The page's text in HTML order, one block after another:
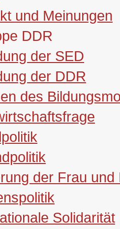
und Meinungen
DDR
der SED
der DDR
des
der Frau und
Solidarität